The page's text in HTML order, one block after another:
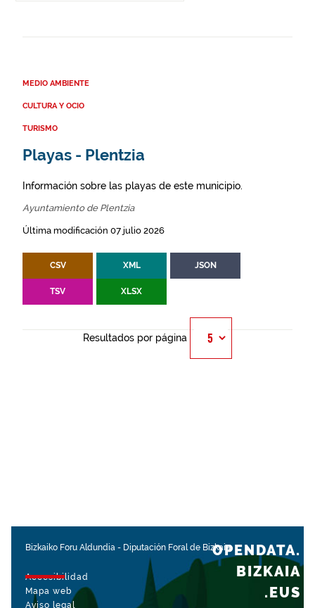
MEDIO AMBIENTE
CULTURA Y OCIO
TURISMO
Playas - Plentzia
Información sobre las playas de este municipio.
Ayuntamiento de Plentzia
Última modificación 07 julio 2026
CSV XML JSON
TSV XLSX
Resultados por página
Bizkaiko Foru Aldundia - Diputación Foral de Bizkaia
Accesibilidad
Mapa web
Aviso legal
OPENDATA.
BIZKAIA
.EUS